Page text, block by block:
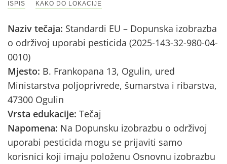
ISPIS KAKO DO LOKACIJE
Naziv tečaja: Standardi EU – Dopunska izobrazba
o održivoj uporabi pesticida (2025-143-32-980-04-
0010)
Mjesto: B. Frankopana 13, Ogulin, ured
Ministarstva poljoprivrede, šumarstva i ribarstva,
47300 Ogulin
Vrsta edukacije: Tečaj
Napomena: Na Dopunsku izobrazbu o održivoj
uporabi pesticida mogu se prijaviti samo
korisnici koji imaju položenu Osnovnu izobrazbu